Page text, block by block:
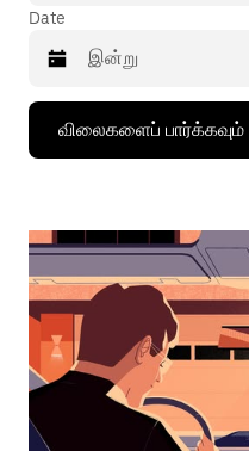
Date
கீழ்நோக்கிய
அம்புக்குறியை
அழுத்தி
தேர்ந்தெடுக்கவும்.
மூட
எஸ்கேப்
பொத்தான்
அழுத்தவும்.
விலைகளைப் பார்க்கவும்